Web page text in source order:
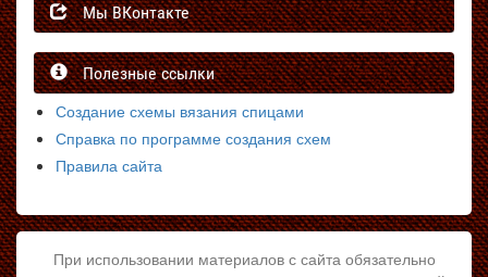
Мы ВКонтакте
Полезные ссылки
Создание схемы вязания спицами
Справка по программе создания схем
Правила сайта
При использовании материалов с сайта обязательно